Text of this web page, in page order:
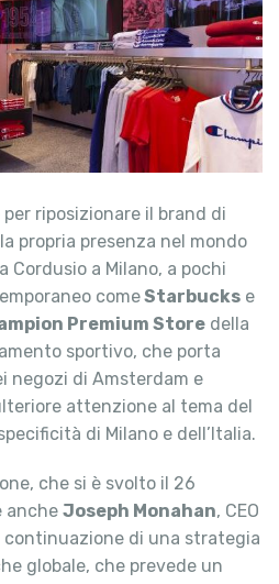
riposizionare il brand di
propria presenza nel mondo
Cordusio a Milano, a pochi
comeStarbucks e
Premium Store della
sportivo, che porta
negozi di Amsterdam e
attenzione al tema del
di Milano e dell’Italia.
che si è svolto il 26
anche Joseph Monahan, CEO
continuazione di una strategia
globale, che prevede un